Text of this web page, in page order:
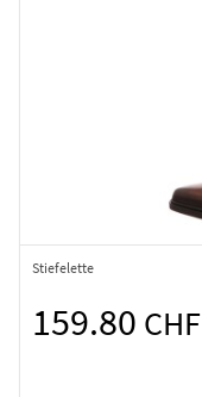
Stiefelette
159.80 CHF